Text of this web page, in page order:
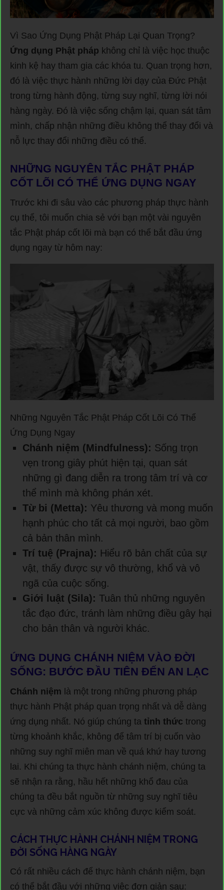
Vì Sao Ứng Dụng Phật Pháp Lại Quan Trọng?
Ứng dụng Phật pháp không chỉ là việc học thuộc
kinh kệ hay tham gia các khóa tu. Quan trọng hơn,
đó là việc thực hành những lời dạy của Đức Phật
trong từng hành động, từng suy nghĩ, từng lời nói
hàng ngày. Đó là việc sống chậm lại, quan sát tâm
mình, chấp nhận những điều không thể thay đổi và
nỗ lực thay đổi những điều có thể.
NHỮNG NGUYÊN TẮC PHẬT PHÁP
CỐT LÕI CÓ THỂ ỨNG DỤNG NGAY
Trước khi đi sâu vào các phương pháp thực hành
cụ thể, tôi muốn chia sẻ với bạn một vài nguyên
tắc Phật pháp cốt lõi mà bạn có thể bắt đầu ứng
dụng ngay từ hôm nay:
Những Nguyên Tắc Phật Pháp Cốt Lõi Có Thể
Ứng Dụng Ngay
Chánh niệm (Mindfulness): Sống trọn
vẹn trong giây phút hiện tại, quan sát
những gì đang diễn ra trong tâm trí và cơ
thể mình mà không phán xét.
Từ bi (Metta): Yêu thương và mong muốn
hạnh phúc cho tất cả mọi người, bao gồm
cả bản thân mình.
Trí tuệ (Prajna): Hiểu rõ bản chất của sự
vật, thấy được sự vô thường, khổ và vô
ngã của cuộc sống.
Giới luật (Sila): Tuân thủ những nguyên
tắc đạo đức, tránh làm những điều gây hại
cho bản thân và người khác.
ỨNG DỤNG CHÁNH NIỆM VÀO ĐỜI
SỐNG: BƯỚC ĐẦU TIÊN ĐẾN AN LẠC
Chánh niệm là một trong những phương pháp
thực hành Phật pháp quan trọng nhất và dễ dàng
ứng dụng nhất. Nó giúp chúng ta tỉnh thức trong
từng khoảnh khắc, không để tâm trí bị cuốn vào
những suy nghĩ miên man về quá khứ hay tương
lai. Khi chúng ta thực hành chánh niệm, chúng ta
sẽ nhận ra rằng, hầu hết những khổ đau của
chúng ta đều bắt nguồn từ những suy nghĩ tiêu
cực và những cảm xúc không được kiểm soát.
CÁCH THỰC HÀNH CHÁNH NIỆM TRONG
ĐỜI SỐNG HÀNG NGÀY
Có rất nhiều cách để thực hành chánh niệm, bạn
có thể bắt đầu với những việc đơn giản sau: